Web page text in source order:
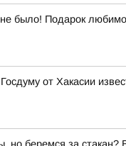
было! Подарок
от Хакасии